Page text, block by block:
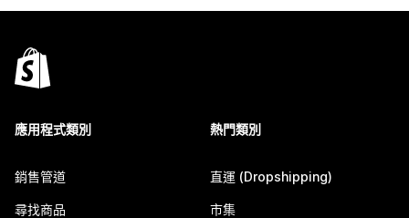
應用程式類別
銷售管道
尋找商品
熱門類別
直運 (Dropshipping)
市集